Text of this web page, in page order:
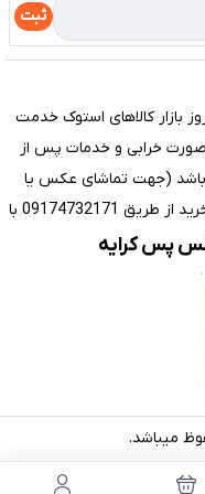
ثبت
بازار کالاهای استوک خدمت
تست در صورت خرابی و خدمات پس از
(جهت تماشای عکس یا
فیلم کالای موردنظرتان، راهنمایی و مشاوره خرید از طریق 09174732171 با
پس کرایه
میباشد.